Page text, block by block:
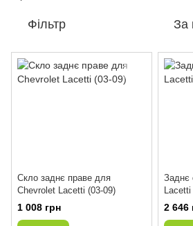
Фільтр За
Скло заднє праве для
Chevrolet Lacetti (03-09)
1 008 грн
Заднє
Lacetti
2 646